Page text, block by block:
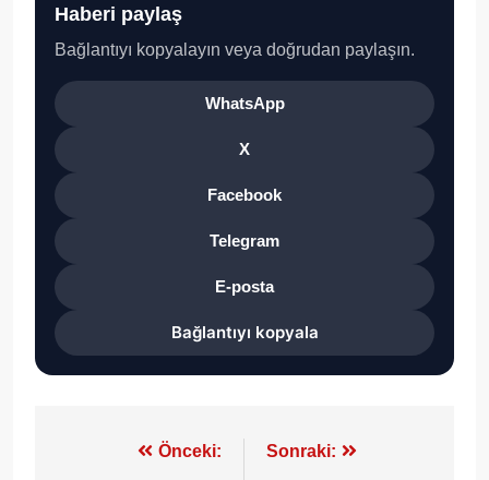
Haberi paylaş
Bağlantıyı kopyalayın veya doğrudan paylaşın.
WhatsApp
X
Facebook
Telegram
E-posta
Bağlantıyı kopyala
Önceki: Sonraki: